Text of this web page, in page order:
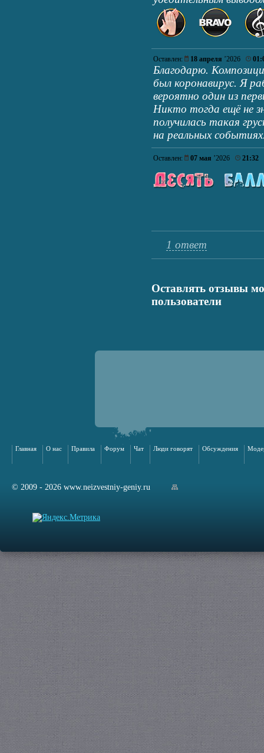
Оставлен: 18 апреля ’2026
Благодарю.
был коронавирус. Я
вероятно один из
Никто тогда ещё не
получилась такая
на реальных
Оставлен: 07 мая ’2026 21:32
1 ответ
Оставлять отзывы
пользователи
Главная О нас Правила Форум Чат Люди говорят Обсуждения
© 2009 - 2026 www.neizvestniy-geniy.ru
сайта